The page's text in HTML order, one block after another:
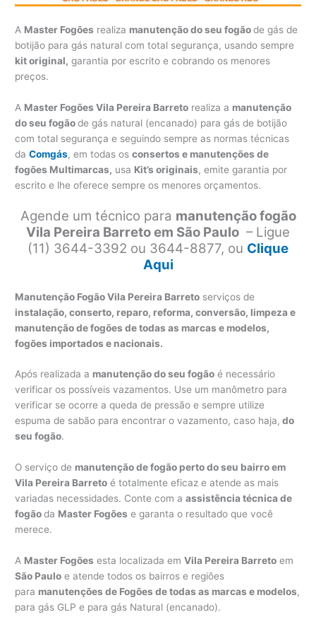
A Master Fogões realiza manutenção do seu fogãode gás de
botijão para gás natural com total segurança, usando sempre
kit original, garantia por escrito e cobrando os menores
preços.
A Master Fogões Vila Pereira Barreto realiza a manutenção
do seu fogãode gás natural (encanado) para gás de botijão
com total segurança e seguindo sempre as normas técnicas
daComgás, em todas osconsertos e manutenções de
fogões Multimarcas, usa Kit’s originais, emite garantia por
escrito e lhe oferece sempre os menores orçamentos.
Agende um técnico para manutenção fogão
Vila Pereira Barreto em São Paulo – Ligue
(11) 3644-3392 ou 3644-8877, ou Clique
Aqui
Manutenção Fogão Vila Pereira Barreto serviços de
instalação, conserto, reparo, reforma, conversão, limpeza e
manutenção de fogões de todas as marcas e modelos,
fogões importados e nacionais.
Após realizada a manutenção do seu fogão é necessário
verificar os possíveis vazamentos. Use um manômetro para
verificar se ocorre a queda de pressão e sempre utilize
espuma de sabão para encontrar o vazamento, caso haja, do
seu fogão.
O serviço de manutenção de fogão perto do seu bairro em
Vila Pereira Barreto é totalmente eficaz e atende as mais
variadas necessidades. Conte com aassistência técnica de
fogãoda Master Fogões e garanta o resultado que você
merece.
A Master Fogões esta localizada emVila Pereira Barreto em
São Paulo e atende todos os bairros e regiões
para manutenções de Fogões de todas as marcas e modelos,
para gás GLP e para gás Natural (encanado).